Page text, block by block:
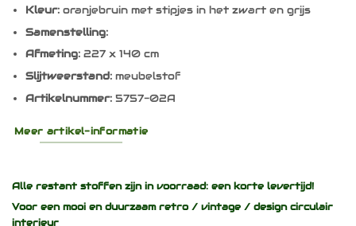
Kleur:oranjebruin met stipjes in het zwart en grijs
Samenstelling:
Afmeting:227 x 140 cm
Slijtweerstand:meubelstof
Artikelnummer:5757-02A
Meer artikel-informatie
Alle restant stoffen zijn in voorraad: een korte levertijd!
Voor een mooi en duurzaam retro / vintage / design circulair
interieur